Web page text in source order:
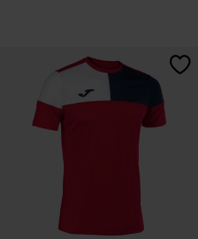
5 von 5 Kundenbewertungen